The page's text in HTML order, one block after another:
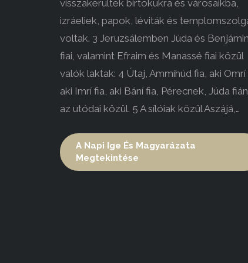
visszakerültek birtokukra és városaikba,
izráeliek, papok, léviták és
voltak. 3 Jeruzsálemben Júda és Benjámin
fiai, valamint Efraim és Manassé fiai közül
valók laktak: 4 Útaj, Ammíhúd fia, aki Omrí
aki Imrí fia, aki Bání fia, Pérecnek, Júda
az utódai közül. 5 A sílóiak közül Aszájá,…
A Napi Ige És Magyarázata
Megtekintése